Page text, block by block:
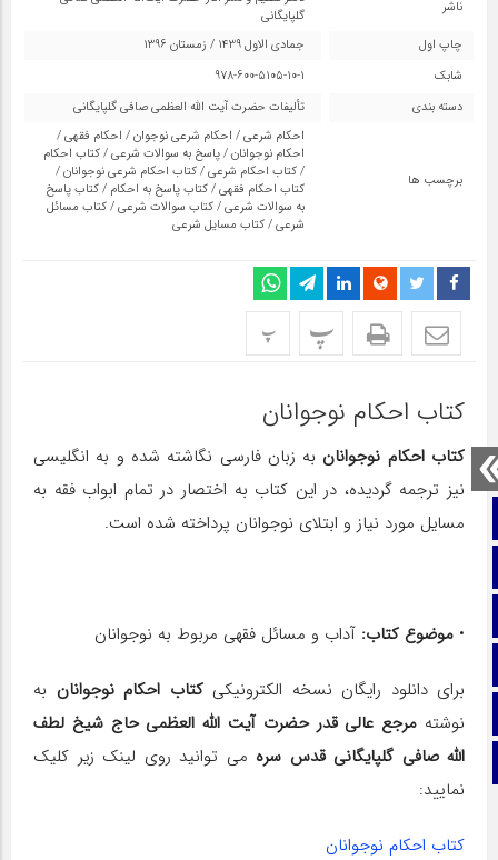
صفحه نخست
اینستاگرام
تلگرام
ناشر
گلپایگانی
چاپ اول
جمادی الاول 1439 / زمستان 1396
شابک
978-600-5105-10-1
دسته بندی
تألیفات حضرت آیت اللّه العظمی صافی گلپایگانی
برچسب ها
احکام شرعی/ احکام شرعی نوجوان/ احکام فقهی/
احکام نوجوانان/پاسخ به سوالات شرعی/کتاب احکام
/کتاب احکام شرعی/کتاب احکام شرعی نوجوانان/
کتاب احکام فقهی/کتاب پاسخ به احکام /کتاب پاسخ
به سوالات شرعی/کتاب سوالات شرعی/کتاب مسائل
شرعی/کتاب مسایل شرعی
پ پ
کتاب احکام نوجوانان
کتاب احکام نوجوانان به زبان فارسی نگاشته شده و به انگلیسی
نیز ترجمه گردیده، در این کتاب به اختصار در تمام ابواب فقه به
مسایل مورد نیاز و ابتلای نوجوانان پرداخته شده است.
• موضوع کتاب: آداب و مسائل فقهی مربوط به نوجوانان
برای دانلود رایگان نسخه الکترونیکیکتاب احکام نوجوانان به
نوشته مرجع عالی قدر حضرت آیت الله العظمی حاج شیخ لطف
الله صافی گلپایگانی قدس سره می توانید روی لینک زیر کلیک
نمایید:
کتاب احکام نوجوانان